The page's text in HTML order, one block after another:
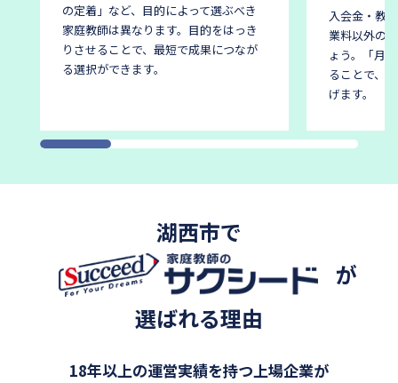
の定着」など、目的によって選ぶべき
家庭教師は異なります。 目的をはっき
りさせることで、最短で成果につなが
る選択ができます。
入会金・教
業料以外の
ょう。
「月
ることで、
げます。
湖西市で
が
選ばれる理由
18年以上の運営実績を持つ上場企業が